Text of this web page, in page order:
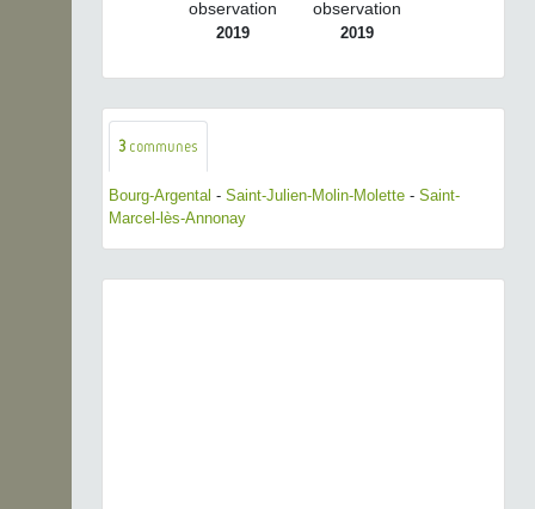
observation
2019
observation
2019
3 communes
Bourg-Argental - Saint-Julien-Molin-Molette - Saint-
Marcel-lès-Annonay